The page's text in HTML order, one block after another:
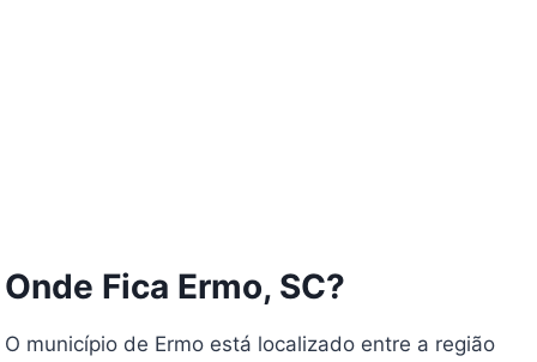
Onde Fica Ermo, SC?
O município de Ermo está localizado entre a região